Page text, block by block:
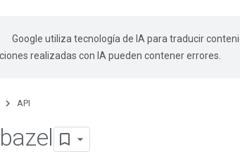
Google utiliza tecnología de IA para traducir
realizadas con IA pueden contener errores.
API
bazel